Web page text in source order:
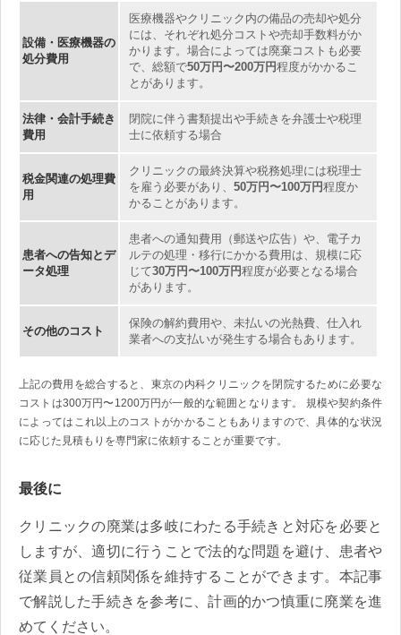
設備・医療機器の
処分費用
医療機器やクリニック内の備品の売却や処分
には、それぞれ処分コストや売却手数料がか
かります。場合によっては廃棄コストも必要
で、総額で50万円〜200万円程度がかかるこ
とがあります。
法律・会計手続き
費用
閉院に伴う書類提出や手続きを弁護士や税理
士に依頼する場合
税金関連の処理費
用
クリニックの最終決算や税務処理には税理士
を雇う必要があり、 50万円〜100万円程度か
かることがあります。
患者への告知とデ
ータ処理
患者への通知費用（郵送や広告）や、電子カ
ルテの処理・移行にかかる費用は、規模に応
じて30万円〜100万円程度が必要となる場合
があります。
その他のコスト
保険の解約費用や、未払いの光熱費、仕入れ
業者への支払いが発生する場合もあります。
上記の費用を総合すると、東京の内科クリニックを閉院するために必要な
コストは300万円〜1200万円が一般的な範囲となります。 規模や契約条件
によってはこれ以上のコストがかかることもありますので、具体的な状況
に応じた見積もりを専門家に依頼することが重要です。
最後に
クリニックの廃業は多岐にわたる手続きと対応を必要と
しますが、適切に行うことで法的な問題を避け、患者や
従業員との信頼関係を維持することができます。本記事
で解説した手続きを参考に、計画的かつ慎重に廃業を進
めてください。